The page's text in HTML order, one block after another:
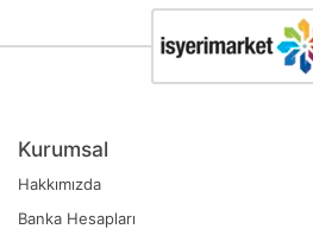
Kurumsal
Hakkımızda
Banka Hesapları